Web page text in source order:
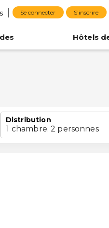
Se connecter S'inscrire
Hôtels
Distribution
1 chambre. 2 personnes